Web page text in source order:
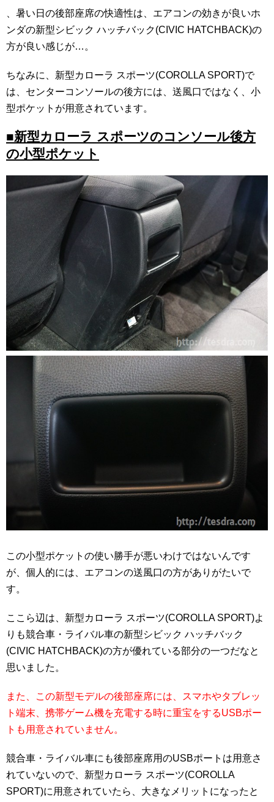
、暑い日の後部座席の快適性は、エアコンの効きが良いホ
ンダの新型シビック ハッチバック(CIVIC HATCHBACK)の
方が良い感じが…。
ちなみに、新型カローラ スポーツ(COROLLA SPORT)で
は、センターコンソールの後方には、送風口ではなく、小
型ポケットが用意されています。
■新型カローラ スポーツのコンソール後方
の小型ポケット
この小型ポケットの使い勝手が悪いわけではないんです
が、個人的には、エアコンの送風口の方がありがたいで
す。
ここら辺は、新型カローラ スポーツ(COROLLA SPORT)よ
りも競合車・ライバル車の新型シビック ハッチバック
(CIVIC HATCHBACK)の方が優れている部分の一つだなと
思いました。
また、この新型モデルの後部座席には、スマホやタブレッ
ト端末、携帯ゲーム機を充電する時に重宝をするUSBポー
トも用意されていません。
競合車・ライバル車にも後部座席用のUSBポートは用意さ
れていないので、新型カローラ スポーツ(COROLLA
SPORT)に用意されていたら、大きなメリットになったと